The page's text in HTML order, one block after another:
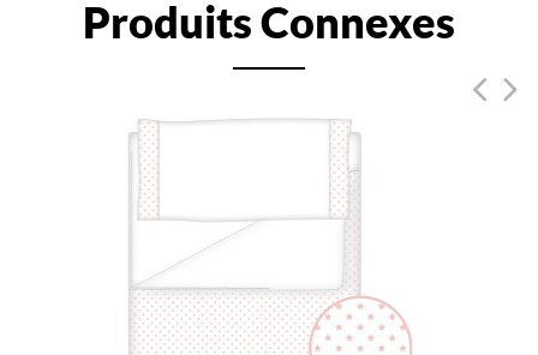
Produits Connexes